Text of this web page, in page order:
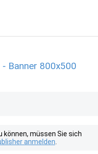
Banner 800x500
müssen Sie sich
anmelden